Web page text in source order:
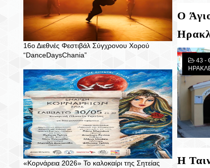
16ο Διεθνές Φεστιβάλ Σύγχρονου Χορού
“DanceDaysChania”
«Κορνάρεια 2026» Το καλοκαίρι της Σητείας
Ο
43 -
Η